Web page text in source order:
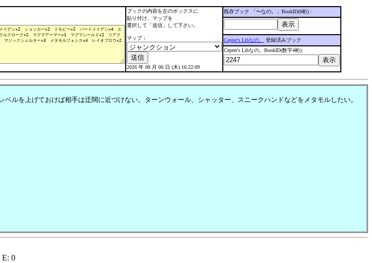
ブックの内容を左のボックスに
貼り付け、マップを
選択して「送信」して下さい。
マップ：
2026 年 08 月 06 日 (木) 16:22:09
既存ブック 「〜なの。」BookID(8桁) :
Cepter's Libなの。
登録済みブック
Cepter's Libなの。BookID(数字4桁):
ルを上げておけば相手は迂闊に近づけない。ターンウォール、シャッター、スニークハンドなどをメタモルしたい。
0